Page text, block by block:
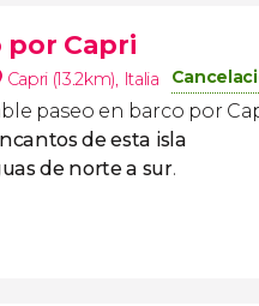
por Capri
Capri (13.2km), Italia
paseo en barco por
de esta isla
de norte a sur.